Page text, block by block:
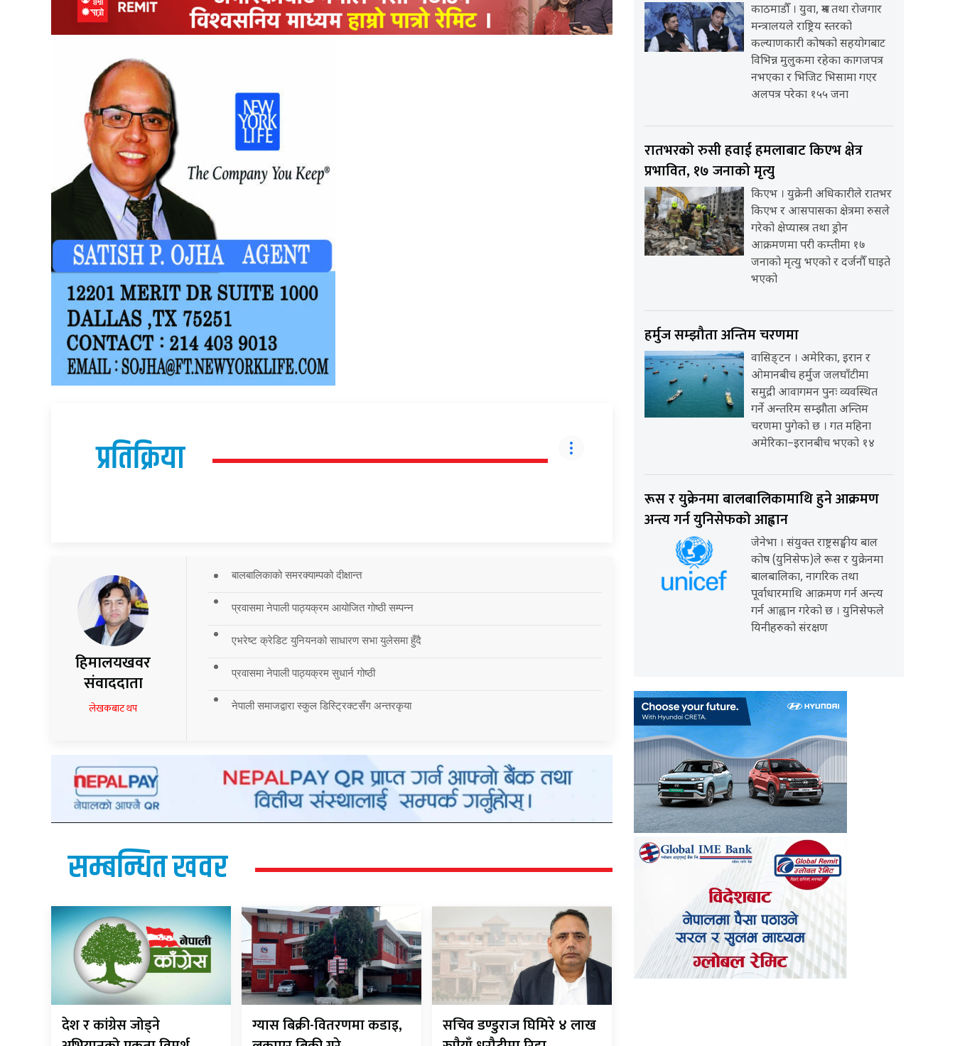
प्रतिक्रिया
हिमालयखवर
संवाददाता
लेखकबाट थप
बालबालिकाको समरक्याम्पको दीक्षान्त
प्रवासमा नेपाली पाठ्यक्रम आयोजित गोष्ठी सम्पन्न
एभरेष्ट क्रेडिट युनियनको साधारण सभा युलेसमा हुँदै
प्रवासमा नेपाली पाठ्यक्रम सुधार्न गोष्ठी
नेपाली समाजद्वारा स्कुल डिस्ट्रिक्टसँग अन्तरकृया
सम्बन्धित खवर
देश र कांग्रेस जोड्ने
ग्यास बिक्री-वितरणमा कडाइ,
सचिव डण्डुराज घिमिरे ४ लाख
काठमाडौँ । युवा, श्रम तथा रोजगार
मन्त्रालयले राष्ट्रिय स्तरको
कल्याणकारी कोषको सहयोगबाट
विभिन्न मुलुकमा रहेका कागजपत्र
नभएका र भिजिट भिसामा गएर
अलपत्र परेका १५५ जना
रातभरको रुसी हवाई हमलाबाट किएभ क्षेत्र
प्रभावित, १७ जनाको मृत्यु
किएभ । युक्रेनी अधिकारीले रातभर
किएभ र आसपासका क्षेत्रमा रुसले
गरेको क्षेप्यास्त्र तथा ड्रोन
आक्रमणमा परी कम्तीमा १७
जनाको मृत्यु भएको र दर्जनौँ घाइते
भएको
हर्मुज सम्झौता अन्तिम चरणमा
वासिङ्टन । अमेरिका, इरान र
ओमानबीच हर्मुज जलघाँटीमा
समुद्री आवागमन पुनः व्यवस्थित
गर्ने अन्तरिम सम्झौता अन्तिम
चरणमा पुगेको छ । गत महिना
अमेरिका–इरानबीच भएको १४
रूस र युक्रेनमा बालबालिकामाथि हुने आक्रमण
अन्त्य गर्न युनिसेफको आह्वान
जेनेभा । संयुक्त राष्ट्रसङ्घीय बाल
कोष (युनिसेफ)ले रूस र युक्रेनमा
बालबालिका, नागरिक तथा
पूर्वाधारमाथि आक्रमण गर्न अन्त्य
गर्न आह्वान गरेको छ । युनिसेफले
यिनीहरुको संरक्षण